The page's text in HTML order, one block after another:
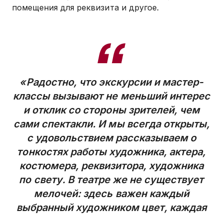
помещения для реквизита и другое.
«Радостно, что экскурсии и мастер-
классы вызывают не меньший интерес
и отклик со стороны зрителей, чем
сами спектакли. И мы всегда открыты,
с удовольствием рассказываем о
тонкостях работы художника, актера,
костюмера, реквизитора, художника
по свету. В театре же не существует
мелочей: здесь важен каждый
выбранный художником цвет, каждая